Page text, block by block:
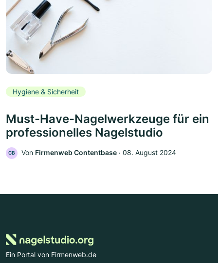
Hygiene & Sicherheit
Must-Have-Nagelwerkzeuge für ein
professionelles Nagelstudio
CB Von Firmenweb Contentbase ‧ 08. August 2024
Ein Portal von Firmenweb.de